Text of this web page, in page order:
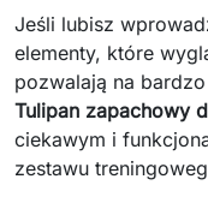
Jeśli lubisz
elementy, które
pozwalają na
Tulipan zapachowy
ciekawym i
zestawu